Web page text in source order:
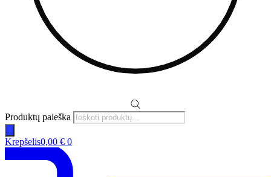
Produktų paieška
Krepšelis0,00 € 0